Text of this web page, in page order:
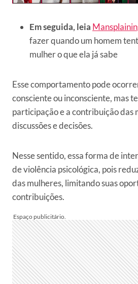
Em seguida, leia
fazer quando um homem
mulher o que ela já sabe
Esse comportamento pode
consciente ou inconsciente, mas
participação e a contribuição das
discussões e decisões.
Nesse sentido, essa forma de
de violência psicológica, pois
das mulheres, limitando suas
contribuições.